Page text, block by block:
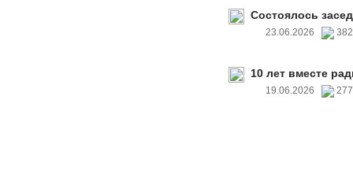
Состоялось
23.06.2026
10 лет вместе
19.06.2026